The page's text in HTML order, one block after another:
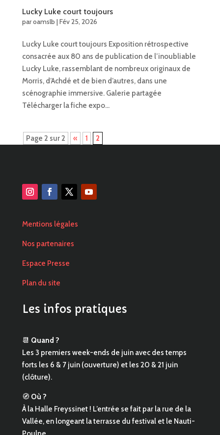
Lucky Luke court toujours
paroamslb |Fév 25, 2026
Lucky Luke court toujours Exposition rétrospective
consacrée aux 80 ans de publication de l’inoubliable
Lucky Luke, rassemblant de nombreux originaux de
Morris, d’Achdé et de bien d’autres, dans une
scénographie immersive. Galerie partagée
Télécharger la fiche expo...
Page 2 sur 2 « 1 2
Mentions légales
Nos partenaires
Espace Presse
Plan du site
Les infos pratiques
📆 Quand ?
Les 3 premiers week-ends de juin avec des temps
forts les 6 & 7 juin (ouverture) et les 20 & 21 juin
(clôture).
🧭 Où ?
À la Halle Freyssinet ! L’entrée se fait par la rue de la
Vallée, en longeant la terrasse du festival et le Nauti-